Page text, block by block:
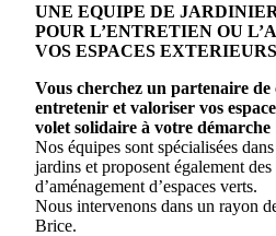
UNE EQUIPE DE
POUR L’ENTRETIEN OU
VOS ESPACES EXTERIEURS
Vous cherchez un partenaire
entretenir et valoriser vos
volet solidaire à votre démarche
Nos équipes sont spécialisées
jardins et proposent également
d’aménagement d’espaces verts.
Nous intervenons dans un rayon
Brice.